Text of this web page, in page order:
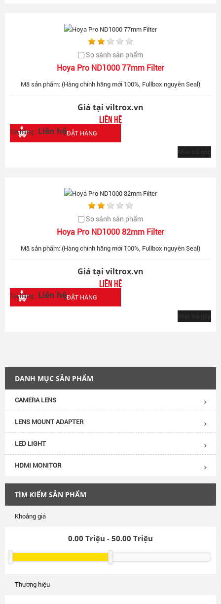
So sánh sản phẩm
Hoya Pro ND1000 77mm Filter
Mã sản phẩm: (Hàng chính hãng mới 100%, Fullbox nguyên Seal)
Giá tại viltrox.vn
Liên hệ
Tại hãng : Liên hệĐẶT HÀNG
So sánh sản phẩm
Hoya Pro ND1000 82mm Filter
Mã sản phẩm: (Hàng chính hãng mới 100%, Fullbox nguyên Seal)
Giá tại viltrox.vn
Liên hệ
Tại hãng : Liên hệĐẶT HÀNG
DANH MỤC SẢN PHẨM
CAMERA LENS
LENS MOUNT ADAPTER
LED LIGHT
HDMI MONITOR
TÌM KIẾM SẢN PHẨM
Khoảng giá
0.00 Triệu - 50.00 Triệu
Thương hiệu